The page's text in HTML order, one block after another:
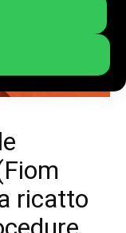
ricatto